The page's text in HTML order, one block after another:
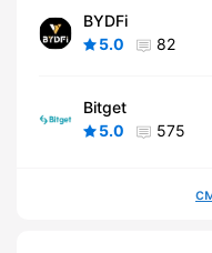
BYDFi
5.0
82
Bitget
5.0
575